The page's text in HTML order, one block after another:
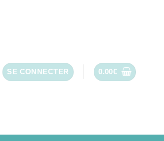
SE CONNECTER 0.00€